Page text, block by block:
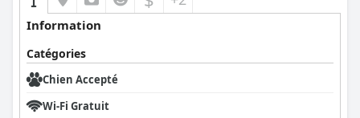
Information
Catégories
Chien Accepté
Wi-Fi Gratuit